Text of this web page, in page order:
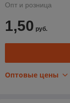
Опт и розница
1,50 руб.
Оптовые цены